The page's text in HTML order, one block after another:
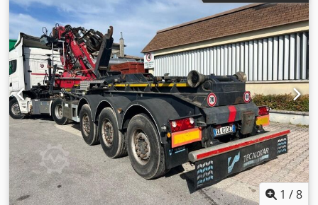
довжина ротора: 1 800 мм
, тип вхідного струму:
Кондиціонер, перфорація сита:30 мм, Подрібнювач
VECOPLAN Тип VAZ 1800F, після капітального ремонту,
готовий до роботи. Машина повністю справна, було
замінено: ріжучу систему (основи ножів, ножі, контрножі,
наплавлення ротора), віброгасники, напрямні планки, сито,
мастила в редукторах, електричну, гідравлічну та
пневматичну системи. Dksdpfx Aqovx Rtaovor
1 /8